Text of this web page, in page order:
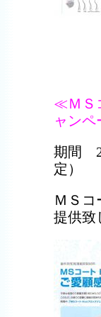
≪ＭＳ
ャン
期間
定）
ＭＳ
提供致